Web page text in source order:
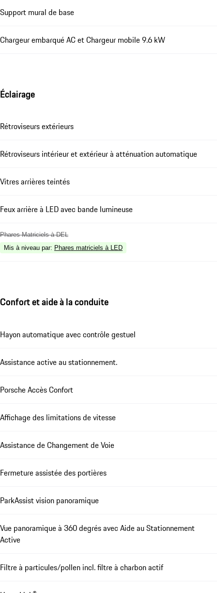
Support mural de base
Chargeur embarqué AC et Chargeur mobile 9.6 kW
Éclairage
Rétroviseurs extérieurs
Rétroviseurs intérieur et extérieur à atténuation automatique
Vitres arrières teintés
Feux arrière à LED avec bande lumineuse
Phares Matriciels à DEL
Mis à niveau par: Phares matriciels à LED
Confort et aide à la conduite
Hayon automatique avec contrôle gestuel
Assistance active au stationnement.
Porsche Accès Confort
Affichage des limitations de vitesse
Assistance de Changement de Voie
Fermeture assistée des portières
ParkAssist vision panoramique
Vue panoramique à 360 degrés avec Aide au Stationnement
Active
Filtre à particules/pollen incl. filtre à charbon actif